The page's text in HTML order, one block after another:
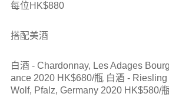
每位HK$880
搭配美酒
白酒 - Chardonnay, Les Adages
ance 2020 HK$680/瓶 白酒 -
Wolf, Pfalz, Germany 2020 HK$580/